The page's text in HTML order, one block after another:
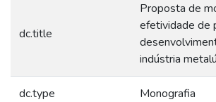
dc.title
Proposta de
efetividade de
indústria
dc.type Monografia